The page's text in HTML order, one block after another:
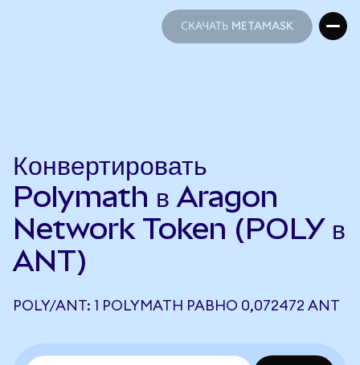
СКАЧАТЬ METAMASK
Конвертировать
Polymath в Aragon
Network Token (POLY в
ANT)
POLY/ANT: 1 POLYMATH РАВНО 0,072472 ANT